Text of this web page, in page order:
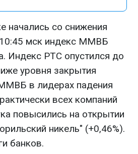
начались со снижения
мск индекс ММВБ
Индекс РТС опустился до
уровня закрытия
в лидерах падения
всех компаний
повысились на открытии
никель" (+0,46%).
банков.